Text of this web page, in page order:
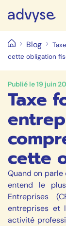
Blog
cette obligation
Publié le19 juin
Taxe
cette
Quand on parle
entend le
Entreprises
entreprises et
activité